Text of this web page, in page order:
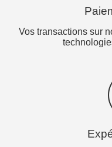
Vos transactions sur